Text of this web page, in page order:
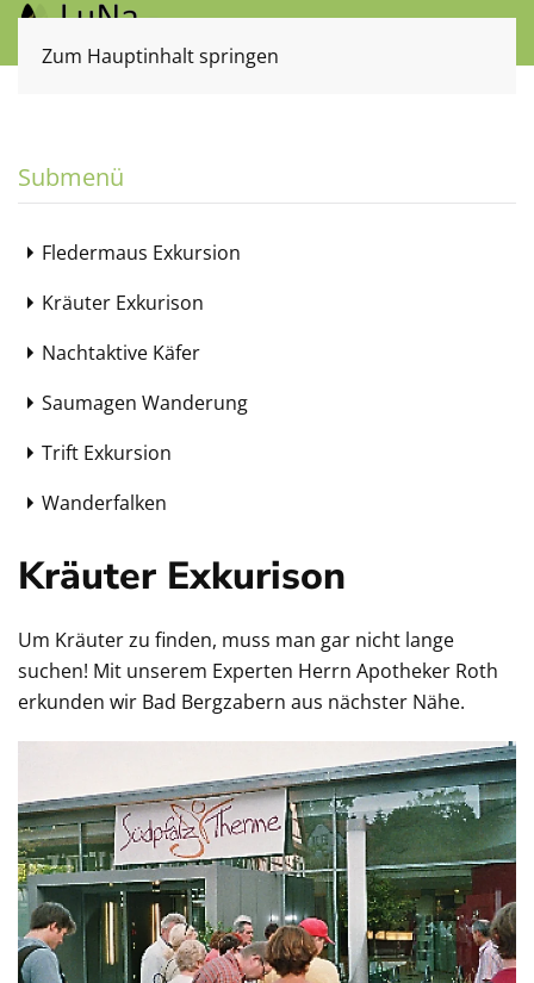
Zum Hauptinhalt springen
Submenü
Fledermaus Exkursion
Kräuter Exkurison
Nachtaktive Käfer
Saumagen Wanderung
Trift Exkursion
Wanderfalken
Kräuter Exkurison
Um Kräuter zu finden, muss man gar nicht lange
suchen! Mit unserem Experten Herrn Apotheker Roth
erkunden wir Bad Bergzabern aus nächster Nähe.